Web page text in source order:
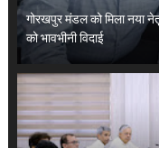
गोरखपुर मंडल को मिला नया
को भावभीनी विदाई